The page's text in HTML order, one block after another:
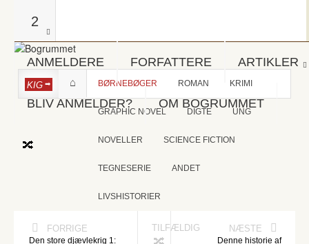
2
ANMELDERE FORFATTERE ARTIKLER
BLIV ANMELDER? OM BOGRUMMET
KIG BØRNEBØGER ROMAN KRIMI
GRAPHIC NOVEL DIGTE UNG
NOVELLER SCIENCE FICTION
TEGNESERIE ANDET
LIVSHISTORIER
FORRIGE
Den store djævlekrig 1:
TILFÆLDIG NÆSTE
Denne historie af